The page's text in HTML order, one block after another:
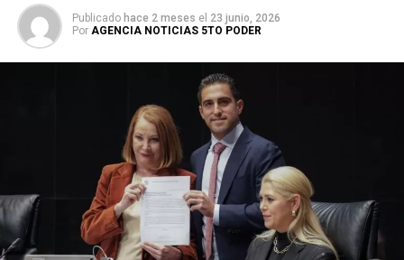
Publicado hace 2 meses el 23 junio, 2026
Por AGENCIA NOTICIAS 5TO PODER